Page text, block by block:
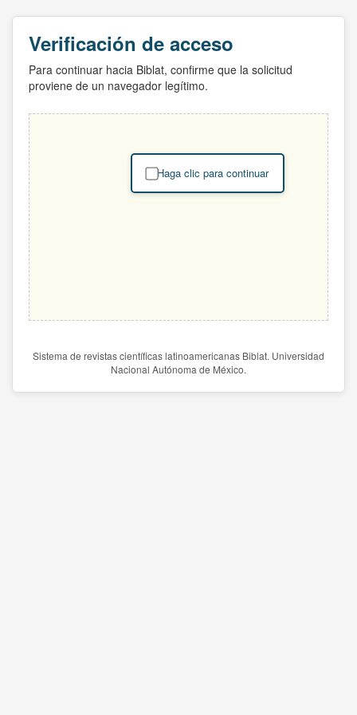
Verificación de acceso
Para continuar hacia Biblat, confirme que la solicitud
proviene de un navegador legítimo.
Haga clic para continuar
Sistema de revistas científicas latinoamericanas Biblat. Universidad
Nacional Autónoma de México.